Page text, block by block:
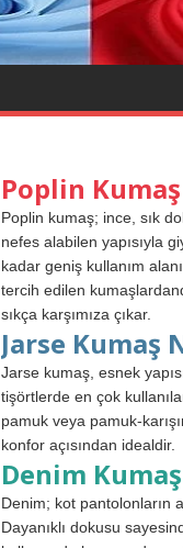
Poplin
Poplin kumaş; ince, sık
nefes alabilen yapısıyla
kadar geniş kullanım
tercih edilen
sıkça karşımıza çıkar.
Jarse Kumaş
Jarse kumaş, esnek
tişörtlerde en çok
pamuk veya pamuk-
konfor açısından idealdir.
Denim
Denim; kot pantolonların
Dayanıklı dokusu